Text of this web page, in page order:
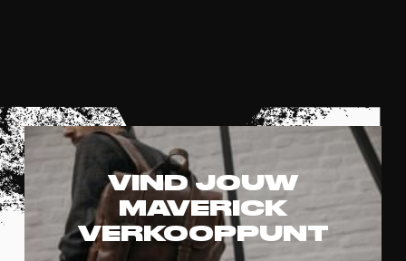
VIND JOUW
MAVERICK
VERKOOPPUNT